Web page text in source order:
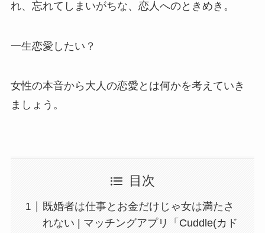
れ、忘れてしまいがちな、恋人へのときめき。
一生恋愛したい？
女性の本音から大人の恋愛とは何かを考えていき
ましょう。
目次
既婚者は仕事とお金だけじゃ女は満たさ
れない | マッチングアプリ「Cuddle(カド